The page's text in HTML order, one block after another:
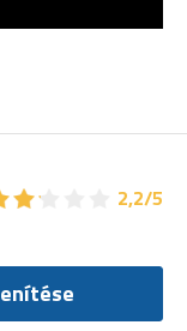
★★
★★ 2,2/5